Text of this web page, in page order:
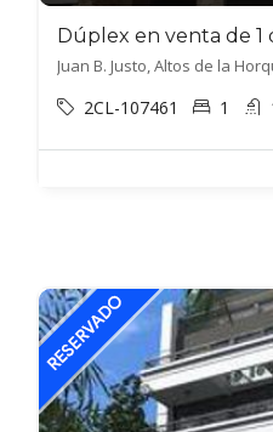
Juan B. Justo, Altos de la
2CL-107461 1